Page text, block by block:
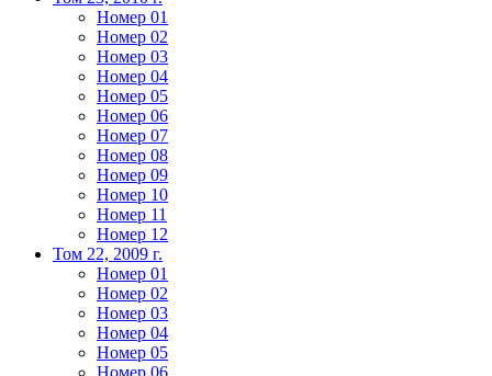
Номер 01
Номер 02
Номер 03
Номер 04
Номер 05
Номер 06
Номер 07
Номер 08
Номер 09
Номер 10
Номер 11
Номер 12
Том 22, 2009 г.
Номер 01
Номер 02
Номер 03
Номер 04
Номер 05
Номер 06